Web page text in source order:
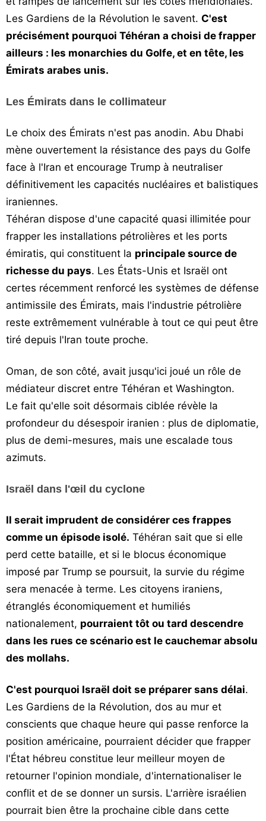
Les Gardiens de la Révolution le savent. C'est
précisément pourquoi Téhéran a choisi de frapper
ailleurs : les monarchies du Golfe, et en tête, les
Émirats arabes unis.
Les Émirats dans le collimateur
Le choix des Émirats n'est pas anodin. Abu Dhabi
mène ouvertement la résistance des pays du Golfe
face à l'Iran et encourage Trump à neutraliser
définitivement les capacités nucléaires et balistiques
iraniennes.
Téhéran dispose d'une capacité quasi illimitée pour
frapper les installations pétrolières et les ports
émiratis, qui constituent la principale source de
richesse du pays. Les États-Unis et Israël ont
certes récemment renforcé les systèmes de défense
antimissile des Émirats, mais l'industrie pétrolière
reste extrêmement vulnérable à tout ce qui peut être
tiré depuis l'Iran toute proche.
Oman, de son côté, avait jusqu'ici joué un rôle de
médiateur discret entre Téhéran et Washington.
Le fait qu'elle soit désormais ciblée révèle la
profondeur du désespoir iranien : plus de diplomatie,
plus de demi-mesures, mais une escalade tous
azimuts.
Israël dans l'œil du cyclone
Il serait imprudent de considérer ces frappes
comme un épisode isolé. Téhéran sait que si elle
perd cette bataille, et si le blocus économique
imposé par Trump se poursuit, la survie du régime
sera menacée à terme. Les citoyens iraniens,
étranglés économiquement et humiliés
nationalement, pourraient tôt ou tard descendre
dans les rues ce scénario est le cauchemar absolu
des mollahs.
C'est pourquoi Israël doit se préparer sans délai.
Les Gardiens de la Révolution, dos au mur et
conscients que chaque heure qui passe renforce la
position américaine, pourraient décider que frapper
l'État hébreu constitue leur meilleur moyen de
retourner l'opinion mondiale, d'internationaliser le
conflit et de se donner un sursis. L'arrière israélien
pourrait bien être la prochaine cible dans cette